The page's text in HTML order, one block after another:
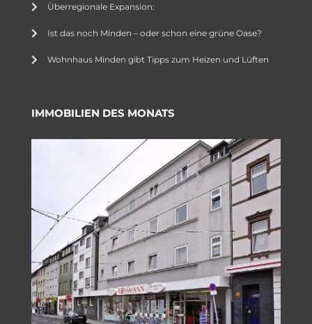
Überregionale Expansion:
Ist das noch Minden – oder schon eine grüne Oase?
Wohnhaus Minden gibt Tipps zum Heizen und Lüften
IMMOBILIEN DES MONATS